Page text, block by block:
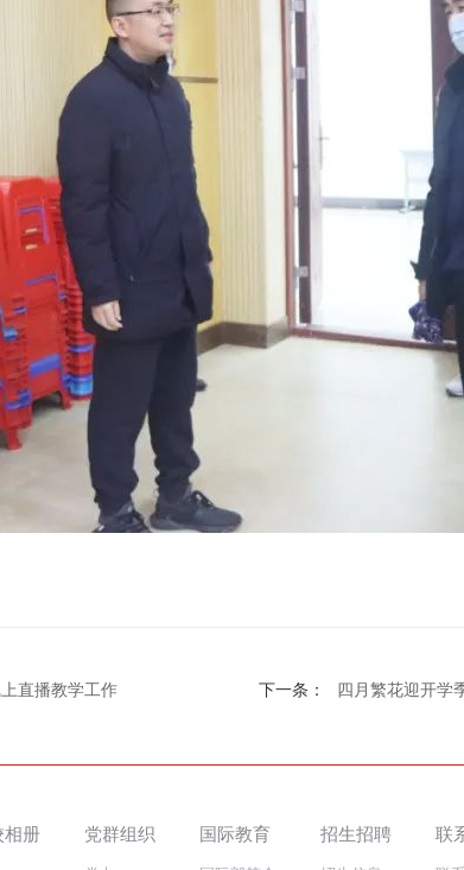
直播教学工作 下一条： 四月繁花迎开学
相册 党群组织 国际教育 招生招聘 联